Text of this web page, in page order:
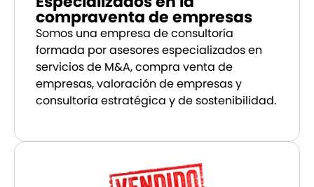
compraventa de empresas
Somos una empresa de consultoría
formada por asesores especializados en
servicios de M&A, compra venta de
empresas, valoración de empresas y
consultoría estratégica y de sostenibilidad.